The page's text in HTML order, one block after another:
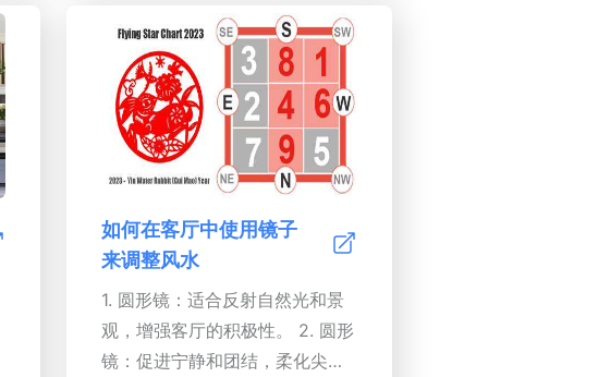
的联系。了解风水龙、笑佛和招
财猫等强大象征的意义，以及水
晶和植物的转化特质，学习如何
战略性地选择和摆放这些装饰
品，从而提升生活中的积极性。
掌握将风水融入家庭的艺术，了
解支配能量流动的基本原则和要
素。探索颜色和材料在饰品选择
中的重要性，并发现八卦图如何
帮助您为理想效果量身定制空
间。保持环境整洁，以充分利用
风水饰品的好处，并定期清洁它
如何在客厅中使用镜子
来调整风水
1. 圆形镜：适合反射自然光和景
观，增强客厅的积极性。 2. 圆形
镜：促进宁静和团结，柔化尖锐